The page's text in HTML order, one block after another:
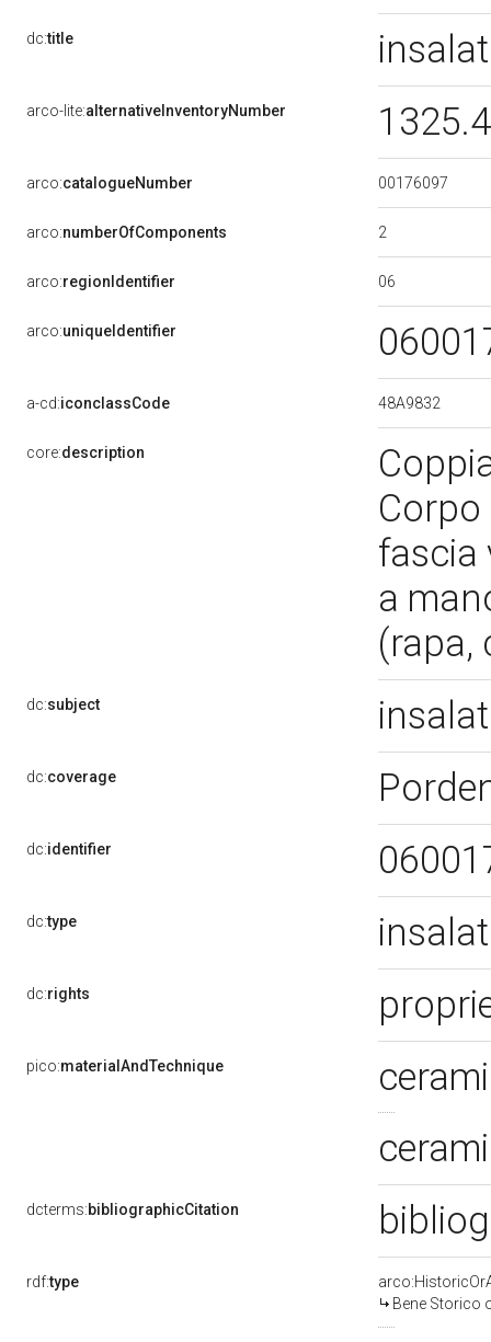
dc:title
arco-lite:alternativeInventoryNumber
arco:catalogueNumber 00176097
arco:numberOfComponents 2
arco:regionIdentifier 06
arco:uniqueIdentifier
a-cd:iconclassCode 48A9832
core:description
fascia
a
(rapa,
dc:subject
dc:coverage
dc:identifier
dc:type
dc:rights
pico:materialAndTechnique
dcterms:bibliographicCitation
rdf:type
Bene Storico